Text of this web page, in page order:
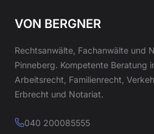
VON BERGNER
Rechtsanwälte, Fachanwälte und
Pinneberg. Kompetente Beratung
Arbeitsrecht, Familienrecht,
Erbrecht und Notariat.
040 200085555